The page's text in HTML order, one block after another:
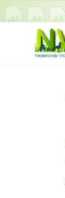
Spring
naar
hoofdnavigatie
Door
naar
Spring
naar
Spring
naar